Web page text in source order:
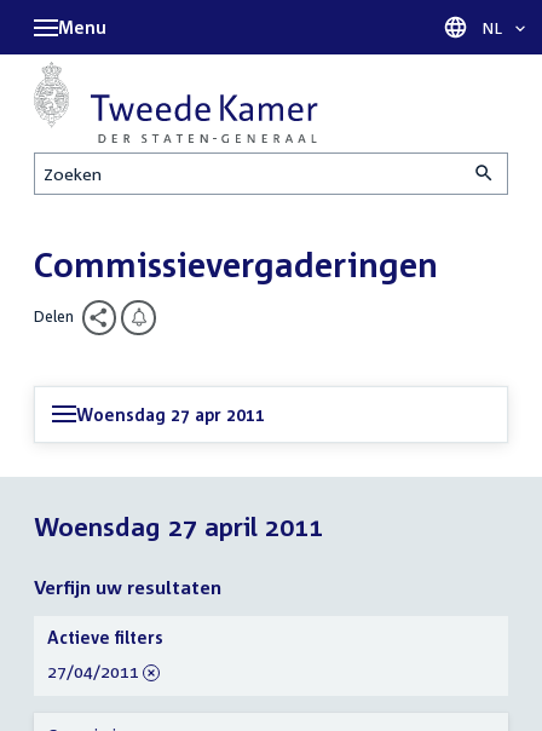
Zoeken
Menu Taal
NL
Commissievergaderingen
Delen
Woensdag 27 apr 2011
Woensdag 27 april 2011
Verfijn uw resultaten
Verfijn
uw
resultaten
Actieve filters
verwijder
27/04/2011